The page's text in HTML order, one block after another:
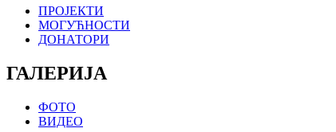
ПРОЈЕКТИ
МОГУЋНОСТИ
ДОНАТОРИ
ГАЛЕРИЈА
ФОТО
ВИДЕО